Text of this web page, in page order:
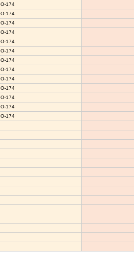
O-174
O-174
O-174
O-174
O-174
O-174
O-174
O-174
O-174
O-174
O-174
O-174
O-174